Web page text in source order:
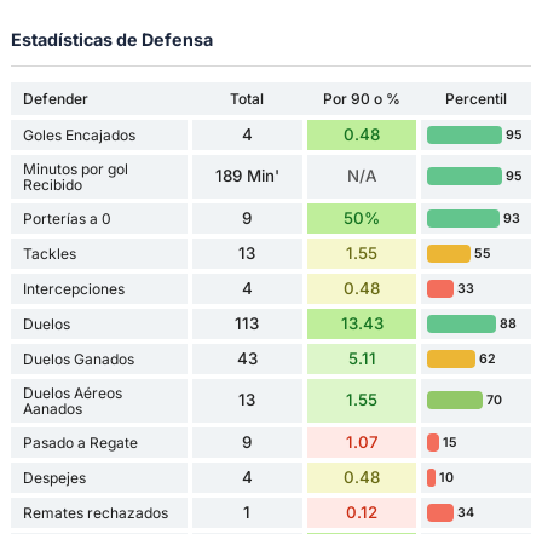
Estadísticas de Defensa
Defender Total Por 90 o %
Percentil
Goles Encajados
4 0.48 95
Minutos por gol
Recibido
189 Min' N/A 95
Porterías a 0 9 50% 93
Tackles 13 1.55 55
Intercepciones 4 0.48 33
Duelos 113 13.43 88
Duelos Ganados 43 5.11 62
Duelos Aéreos
Aanados
13 1.55 70
Pasado a Regate 9 1.07 15
Despejes 4 0.48 10
Remates rechazados 1 0.12 34